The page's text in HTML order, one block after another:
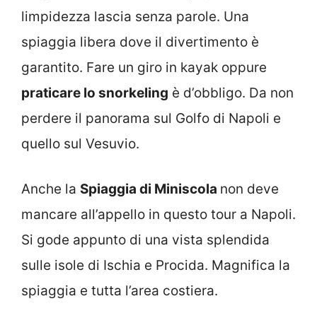
limpidezza lascia senza parole. Una
spiaggia libera dove il divertimento è
garantito. Fare un giro in kayak oppure
praticare lo snorkeling è d’obbligo. Da non
perdere il panorama sul Golfo di Napoli e
quello sul Vesuvio.
Anche la Spiaggia di Miniscola non deve
mancare all’appello in questo tour a Napoli.
Si gode appunto di una vista splendida
sulle isole di Ischia e Procida. Magnifica la
spiaggia e tutta l’area costiera.